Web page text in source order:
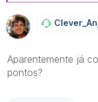
Aparentemente já
pontos?